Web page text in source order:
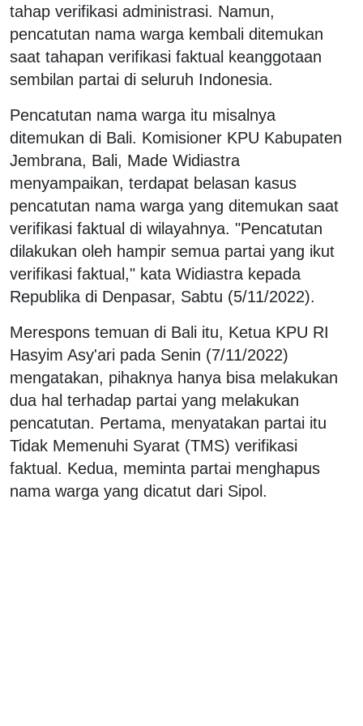
tahap verifikasi administrasi. Namun,
pencatutan nama warga kembali ditemukan
saat tahapan verifikasi faktual keanggotaan
sembilan partai di seluruh Indonesia.
Pencatutan nama warga itu misalnya
ditemukan di Bali. Komisioner KPU Kabupaten
Jembrana, Bali, Made Widiastra
menyampaikan, terdapat belasan kasus
pencatutan nama warga yang ditemukan saat
verifikasi faktual di wilayahnya. "Pencatutan
dilakukan oleh hampir semua partai yang ikut
verifikasi faktual," kata Widiastra kepada
Republika di Denpasar, Sabtu (5/11/2022).
Merespons temuan di Bali itu, Ketua KPU RI
Hasyim Asy'ari pada Senin (7/11/2022)
mengatakan, pihaknya hanya bisa melakukan
dua hal terhadap partai yang melakukan
pencatutan. Pertama, menyatakan partai itu
Tidak Memenuhi Syarat (TMS) verifikasi
faktual. Kedua, meminta partai menghapus
nama warga yang dicatut dari Sipol.